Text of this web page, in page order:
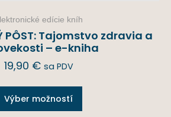
edície kníh
PÔST: Tajomstvo zdravia a
– e-kniha
19,90 € sa PDV
Výber možností